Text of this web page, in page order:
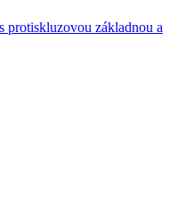
protiskluzovou základnou a